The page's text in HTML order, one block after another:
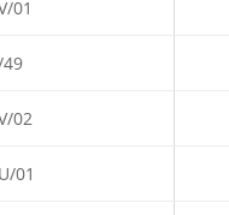
01
49
02
01